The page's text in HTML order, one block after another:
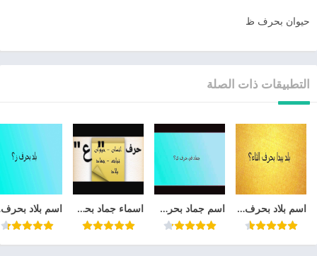
حيوان بحرف ظ
التطبيقات ذات الصلة
اسم بلاد بحرف الثاء ؟ او عاصمة بحرف ث ؟ او دوله بحرف ث اسم جماد بحرف الياء في المطبخ اسماء جماد بحرف ي بغرفة النوم اسماء جماد بحرف العين و معلومات عن جماد يبدا بحرف ع اسم